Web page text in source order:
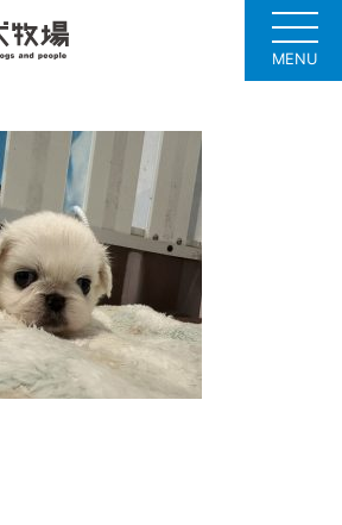
MENU